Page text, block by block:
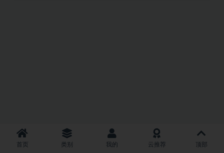
首页 类别 我的 云推荐 顶部